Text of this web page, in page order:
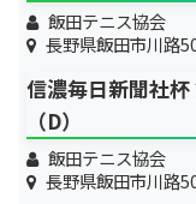
飯田テニス協会
長野県飯田市川路
信濃毎日新聞社
（D）
飯田テニス協会
長野県飯田市川路